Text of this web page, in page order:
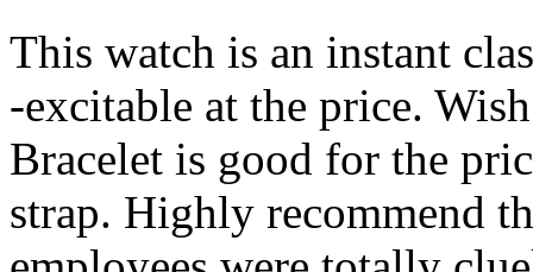
This watch is an instant
-excitable at the price.
Bracelet is good for the
strap. Highly recommend